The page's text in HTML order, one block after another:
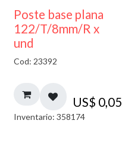
Poste base plana
122/T/8mm/R x
und
Cod: 23392
US$ 0,05
Inventario: 358174